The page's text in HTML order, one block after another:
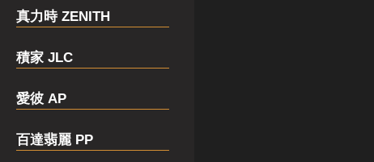
真力時 ZENITH
積家 JLC
愛彼 AP
百達翡麗 PP